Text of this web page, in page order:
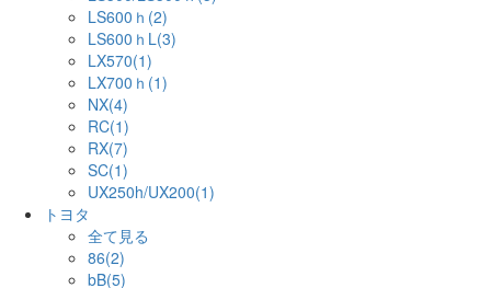
LS600ｈ(2)
LS600ｈL(3)
LX570(1)
LX700ｈ(1)
NX(4)
RC(1)
RX(7)
SC(1)
UX250h/UX200(1)
トヨタ
全て見る
86(2)
bB(5)